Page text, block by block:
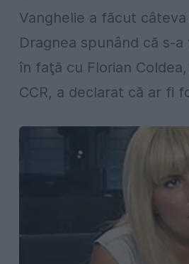
Vanghelie a făcut câteva
Dragnea spunând că s-
în faţă cu Florian Coldea,
CCR, a declarat că ar fi